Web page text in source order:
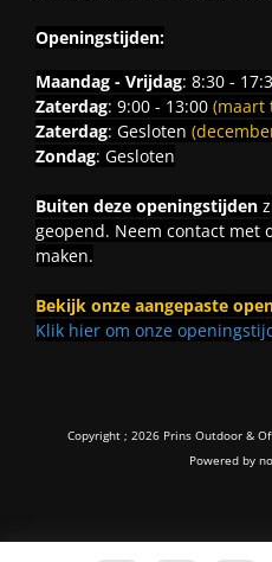
Openingstijden:
Maandag - Vrijdag: 8:30 -
Zaterdag: 9:00 - 13:00 (maart
Zaterdag: Gesloten
Zondag: Gesloten
Buiten deze openingstijden
geopend. Neem contact met
maken.
Bekijk onze aangepaste
Klik hier om onze
Copyright ; 2026 Prins Outdoor &
Powered by